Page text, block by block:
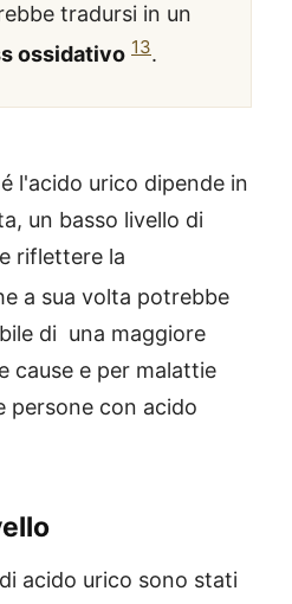
tradursi in un
ossidativo 13.
l'acido urico dipende in
un basso livello di
riflettere la
a sua volta potrebbe
di una maggiore
cause e per malattie
persone con acido
acido urico sono stati